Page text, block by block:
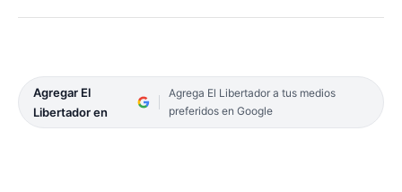
Agregar El
Libertador en
Agrega El Libertador a tus medios
preferidos en Google